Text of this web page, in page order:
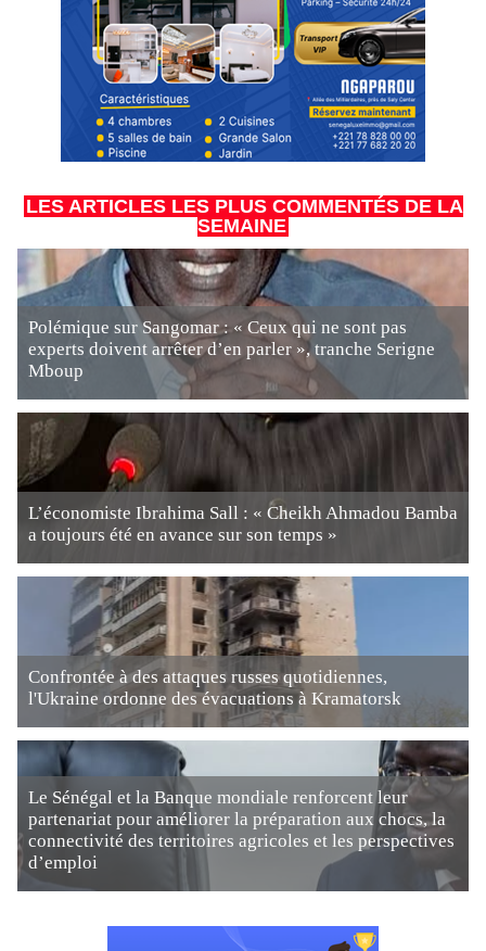
LES ARTICLES LES PLUS COMMENTÉS DE LA
SEMAINE
Polémique sur Sangomar : « Ceux qui ne sont pas
experts doivent arrêter d’en parler », tranche Serigne
Mboup
L’économiste Ibrahima Sall : « Cheikh Ahmadou Bamba
a toujours été en avance sur son temps »
Confrontée à des attaques russes quotidiennes,
l'Ukraine ordonne des évacuations à Kramatorsk
Le Sénégal et la Banque mondiale renforcent leur
partenariat pour améliorer la préparation aux chocs, la
connectivité des territoires agricoles et les perspectives
d’emploi